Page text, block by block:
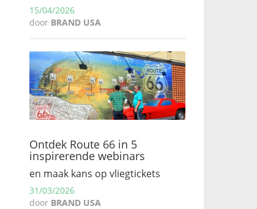
15/04/2026
door BRAND USA
Ontdek Route 66 in 5
inspirerende webinars
en maak kans op vliegtickets
31/03/2026
door BRAND USA